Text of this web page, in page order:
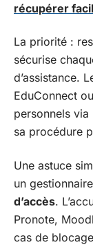
récupérer
La priorité :
sécurise
d’assistance.
EduConnect
personnels
sa procédure
Une astuce
un
d’accès.
Pronote,
cas de